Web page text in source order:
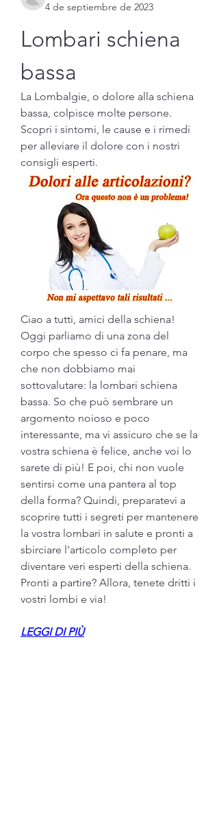
4 de septiembre de 2023
Lombari schiena
bassa
La Lombalgie, o dolore alla schiena
bassa, colpisce molte persone.
Scopri i sintomi, le cause e i rimedi
per alleviare il dolore con i nostri
consigli esperti.
Ciao a tutti, amici della schiena!
Oggi parliamo di una zona del
corpo che spesso ci fa penare, ma
che non dobbiamo mai
sottovalutare: la lombari schiena
bassa. So che può sembrare un
argomento noioso e poco
interessante, ma vi assicuro che se la
vostra schiena è felice, anche voi lo
sarete di più! E poi, chi non vuole
sentirsi come una pantera al top
della forma? Quindi, preparatevi a
scoprire tutti i segreti per mantenere
la vostra lombari in salute e pronti a
sbirciare l'articolo completo per
diventare veri esperti della schiena.
Pronti a partire? Allora, tenete dritti i
vostri lombi e via!
LEGGI DI PIÙ